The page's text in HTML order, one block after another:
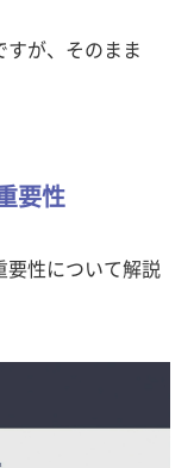
すが、そのまま
要性
要性について解説